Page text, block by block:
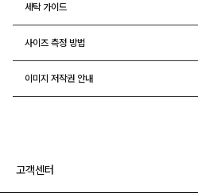
세탁 가이드
사이즈 측정 방법
이미지 저작권 안내
고객센터